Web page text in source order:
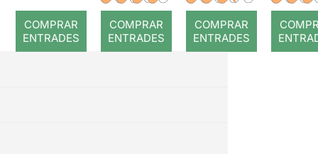
COMPRAR
ENTRADES
COMPRAR
ENTRADES
COMPRAR
ENTRADES